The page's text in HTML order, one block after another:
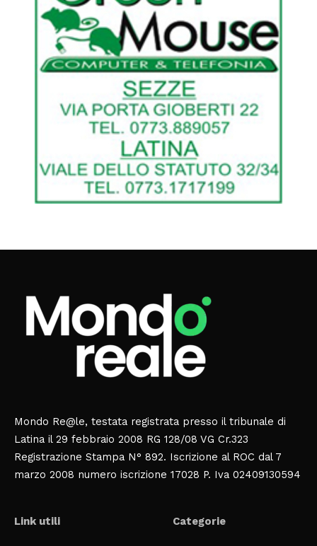
Mondo Re@le, testata registrata presso il tribunale di
Latina il 29 febbraio 2008 RG 128/08 VG Cr.323
Registrazione Stampa N° 892. Iscrizione al ROC dal 7
marzo 2008 numero iscrizione 17028 P. Iva 02409130594
Link utili Categorie